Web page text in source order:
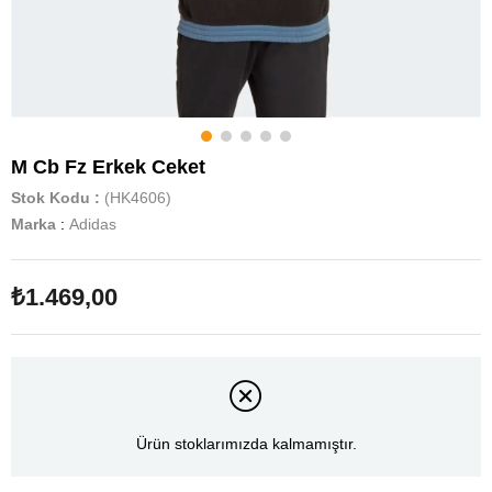
M Cb Fz Erkek Ceket
Stok Kodu
(HK4606)
Marka : Adidas
₺1.469,00
Ürün stoklarımızda kalmamıştır.